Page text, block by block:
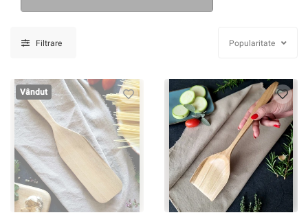
Filtrare Popularitate
Vândut